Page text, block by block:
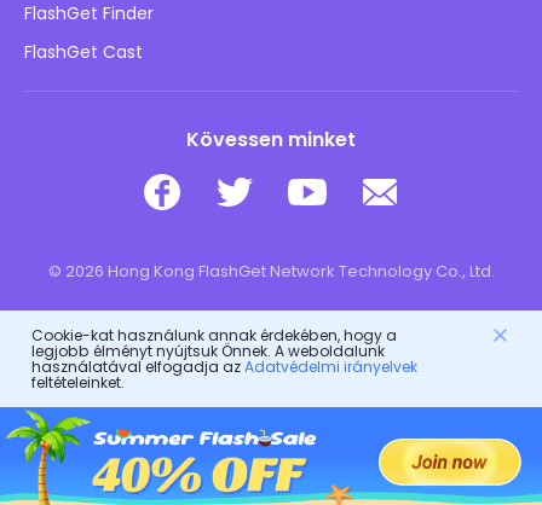
Ne adja el az adataimat
Gyermekek online biztonsága
Letöltés
FlashGet Finder
FlashGet Cast
Kövessen minket
© 2026 Hong Kong FlashGet Network Technology Co., Ltd.
Cookie-kat használunk annak érdekében, hogy a
legjobb élményt nyújtsuk Önnek. A weboldalunk
használatával elfogadja azAdatvédelmi irányelvek
feltételeinket.